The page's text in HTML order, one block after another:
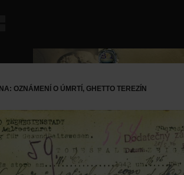
OZNÁMENÍ O ÚMRTÍ, GHETTO TEREZÍN